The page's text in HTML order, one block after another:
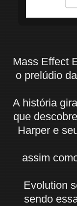
Mass Effect
o prelúdio
A história
que
Harper e
assim
Evolution
sendo